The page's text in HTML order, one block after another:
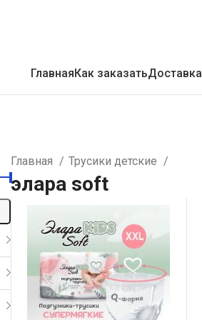
ГлавнаяКак заказатьДоставка
Главная Трусики детские
элара soft